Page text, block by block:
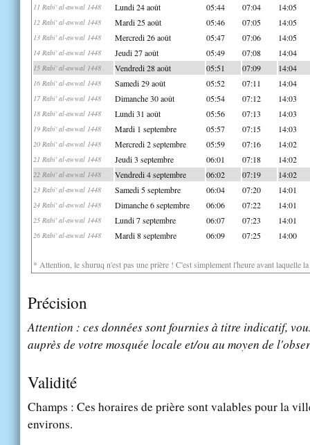
11 Rabi' al-awwal 1448 Lundi 24 août 05:44 07:04 14:05
12 Rabi' al-awwal 1448 Mardi 25 août 05:46 07:05 14:05
13 Rabi' al-awwal 1448 Mercredi 26 août 05:47 07:06 14:05
14 Rabi' al-awwal 1448 Jeudi 27 août 05:49 07:08 14:04
15 Rabi' al-awwal 1448 Vendredi 28 août 05:51 07:09 14:04
16 Rabi' al-awwal 1448 Samedi 29 août 05:52 07:11 14:04
17 Rabi' al-awwal 1448 Dimanche 30 août 05:54 07:12 14:03
18 Rabi' al-awwal 1448 Lundi 31 août 05:56 07:13 14:03
19 Rabi' al-awwal 1448 Mardi 1 septembre 05:57 07:15 14:03
20 Rabi' al-awwal 1448 Mercredi 2 septembre 05:59 07:16 14:02
21 Rabi' al-awwal 1448 Jeudi 3 septembre 06:01 07:18 14:02
22 Rabi' al-awwal 1448 Vendredi 4 septembre 06:02 07:19 14:02
23 Rabi' al-awwal 1448 Samedi 5 septembre 06:04 07:20 14:01
24 Rabi' al-awwal 1448 Dimanche 6 septembre 06:06 07:22 14:01
25 Rabi' al-awwal 1448 Lundi 7 septembre 06:07 07:23 14:01
26 Rabi' al-awwal 1448 Mardi 8 septembre 06:09 07:25 14:00
* Attention, le shuruq n'est pas une prière ! C'est simplement l'heure avant laquelle
Précision
Attention : ces données sont fournies à titre indicatif,
auprès de votre mosquée locale et/ou au moyen de
Validité
Champs : Ces horaires de prière sont valables pour la
environs.